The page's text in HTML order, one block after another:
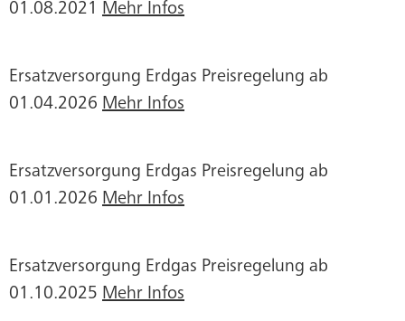
01.08.2021 Mehr Infos
Ersatzversorgung Erdgas Preisregelung ab
01.04.2026 Mehr Infos
Ersatzversorgung Erdgas Preisregelung ab
01.01.2026 Mehr Infos
Ersatzversorgung Erdgas Preisregelung ab
01.10.2025 Mehr Infos